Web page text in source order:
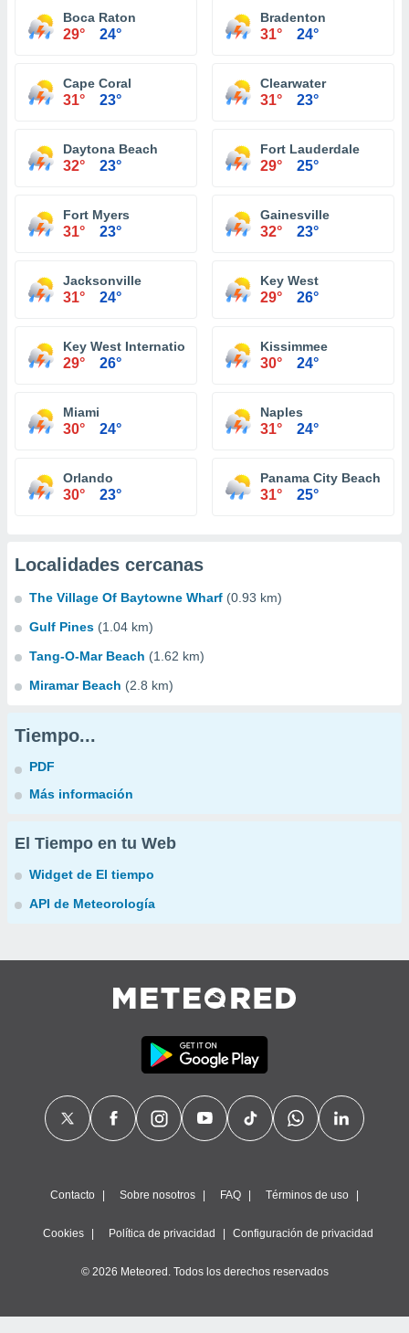
Boca Raton
29° 24°
Bradenton
31° 24°
Cape Coral
31° 23°
Clearwater
31° 23°
Daytona Beach
32° 23°
Fort Lauderdale
29° 25°
Fort Myers
31° 23°
Gainesville
32° 23°
Jacksonville
31° 24°
Key West
29° 26°
Key West International Airport
29° 26°
Kissimmee
30° 24°
Miami
30° 24°
Naples
31° 24°
Orlando
30° 23°
Panama City Beach
31° 25°
Localidades cercanas
The Village Of Baytowne Wharf (0.93 km)
Gulf Pines (1.04 km)
Tang-O-Mar Beach (1.62 km)
Miramar Beach (2.8 km)
Tiempo...
PDF
Más información
El Tiempo en tu Web
Widget de El tiempo
API de Meteorología
Contacto Sobre nosotros FAQ Términos de uso
Cookies Política de privacidad Configuración de privacidad
© 2026 Meteored. Todos los derechos reservados